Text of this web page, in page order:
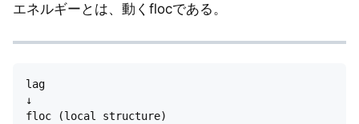
エネルギーとは、動くflocである。
lag
↓
floc (local structure)